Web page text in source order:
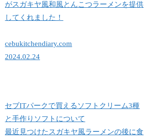
がスガキヤ風和風とんこつラーメンを提供
してくれました！
cebukitchendiary.com
2024.02.24
セブITパークで買えるソフトクリーム3種
と手作りソフトについて
最近見つけたスガキヤ風ラーメンの後に食